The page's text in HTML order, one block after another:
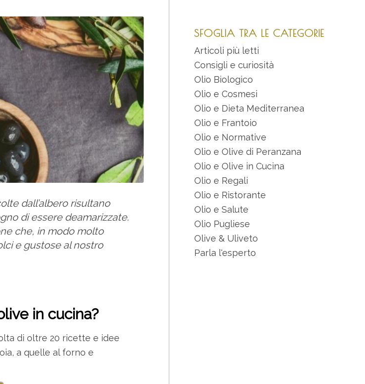
dall’albero risultano
di essere deamarizzate.
che, in modo molto
e gustose al nostro
in cucina?
di oltre 20 ricette e idee
a quelle al forno e
SFOGLIA TRA LE CATEGORIE
Articoli più letti
Consigli e curiosità
Olio Biologico
Olio e Cosmesi
Olio e Dieta Mediterranea
Olio e Frantoio
Olio e Normative
Olio e Olive di Peranzana
Olio e Olive in Cucina
Olio e Regali
Olio e Ristorante
Olio e Salute
Olio Pugliese
Olive & Uliveto
Parla l'esperto